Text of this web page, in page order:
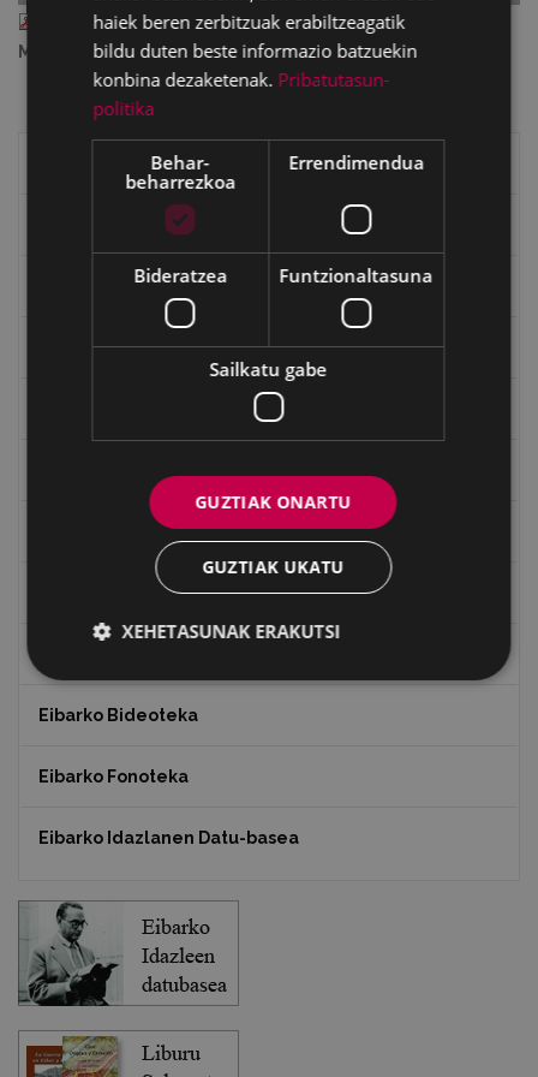
III_50_SAN_JUANAK_48.pdf— PDF document, 36.84
MB (38628651 bytes)
Eibarko liburuak
"Eibar" rebista sarean
Goi Argi aldizkaria
"Gure Herria" aldizkaria
Txostenak eta dokumentuak
Eibarko Bideoteka
Eibarko Fonoteka
Eibarko Idazlanen Datu-basea
haiek beren zerbitzuak erabiltzeagatik
bildu duten beste informazio batzuekin
konbina dezaketenak. Pribatutasun-
politika
Behar-
beharrezkoa
Errendimendua
Bideratzea Funtzionaltasuna
Sailkatu gabe
GUZTIAK ONARTU
GUZTIAK UKATU
XEHETASUNAK ERAKUTSI